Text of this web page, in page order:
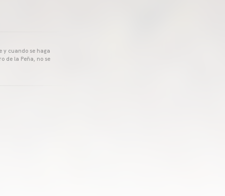
y cuando se haga
de la Peña, no se